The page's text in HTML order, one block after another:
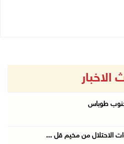
الاخبار
جنوب طوباس
الاحتلال من مخيم قل ...